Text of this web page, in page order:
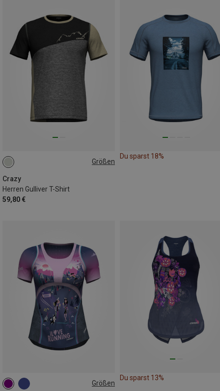
Größen
Crazy
Herren Gulliver T-Shirt
59,80 €
S
Du sparst 18%
Größen
XS S
Du sparst 13%